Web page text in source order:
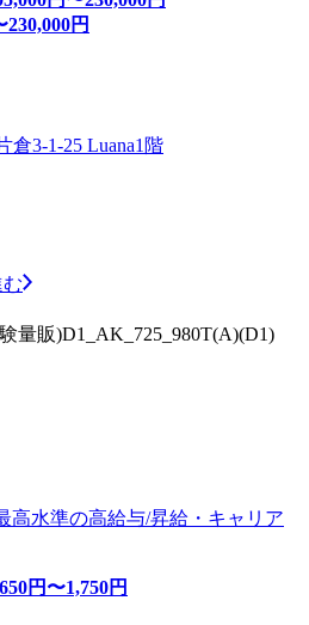
230,000円
3-1-25 Luana1階
量販)D1_AK_725_980T(A)(D1)
高水準の高給与/昇給・キャリア
円〜1,750円